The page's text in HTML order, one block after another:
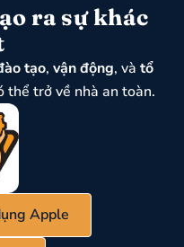
ra sự khác
tạo, vận động, và tổ
thể trở về nhà an toàn.
Apple